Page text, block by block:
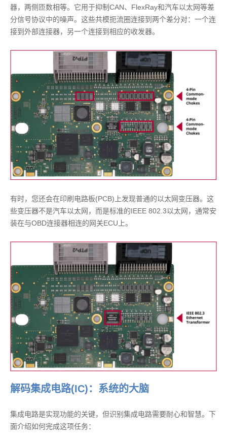
器，两侧匝数相等。它用于抑制CAN、FlexRay和汽车以太网等差
分信号协议中的噪声。这些共模扼流圈连接到两个差分对：一个连
接到外部连接器，另一个连接到相应的收发器。
有时，您还会在印刷电路板(PCB)上发现普通的以太网变压器。这
些变压器不是汽车以太网，而是标准的IEEE 802.3以太网，通常安
装在与OBD连接器相连的网关ECU上。
解码集成电路(IC)：系统的大脑
集成电路是实现功能的关键，但识别集成电路需要耐心和智慧。下
面介绍如何完成这项任务：